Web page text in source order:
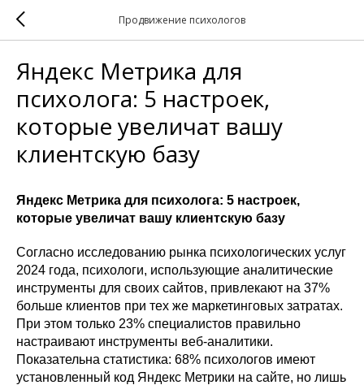
Продвижение психологов
Яндекс Метрика для
психолога: 5 настроек,
которые увеличат вашу
клиентскую базу
Яндекс Метрика для психолога: 5 настроек,
которые увеличат вашу клиентскую базу
Согласно исследованию рынка психологических услуг
2024 года, психологи, использующие аналитические
инструменты для своих сайтов, привлекают на 37%
больше клиентов при тех же маркетинговых затратах.
При этом только 23% специалистов правильно
настраивают инструменты веб-аналитики.
Показательна статистика: 68% психологов имеют
установленный код Яндекс Метрики на сайте, но лишь